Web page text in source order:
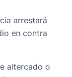
arrestará
en contra
altercado o